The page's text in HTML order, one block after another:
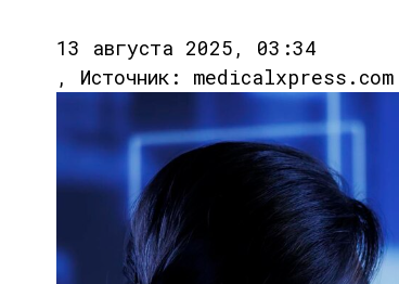
13 августа 2025, 03:34
, Источник: